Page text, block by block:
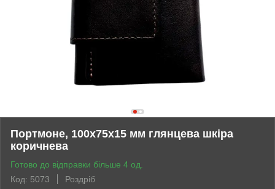
Портмоне, 100х75х15 мм глянцева шкіра
коричнева
Готово до відправки більше 4 од.
Код: 5073
Роздріб